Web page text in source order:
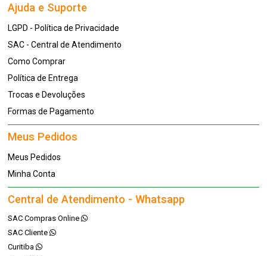
Ajuda e Suporte
LGPD - Política de Privacidade
SAC - Central de Atendimento
Como Comprar
Política de Entrega
Trocas e Devoluções
Formas de Pagamento
Meus Pedidos
Meus Pedidos
Minha Conta
Central de Atendimento - Whatsapp
SAC Compras Online
SAC Cliente
Curitiba